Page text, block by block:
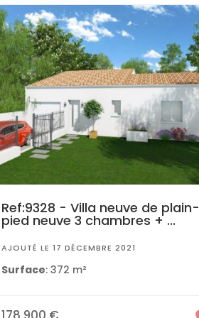
Ref:9328 - Villa neuve de plain-
pied neuve 3 chambres + ...
AJOUTÉ LE 17 DÉCEMBRE 2021
Surface: 372 m²